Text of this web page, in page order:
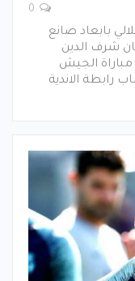
بابعاد صانع
شرف الدين
الجيش
رابطة الاندية